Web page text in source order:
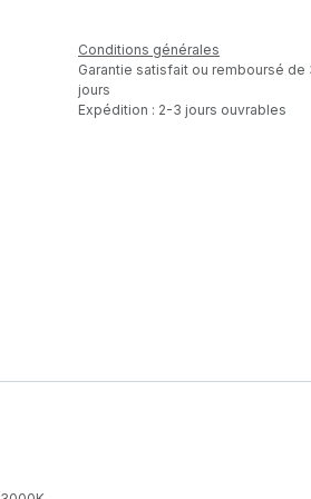
Conditions générales
Garantie satisfait ou remboursé de
jours
Expédition : 2-3 jours ouvrables